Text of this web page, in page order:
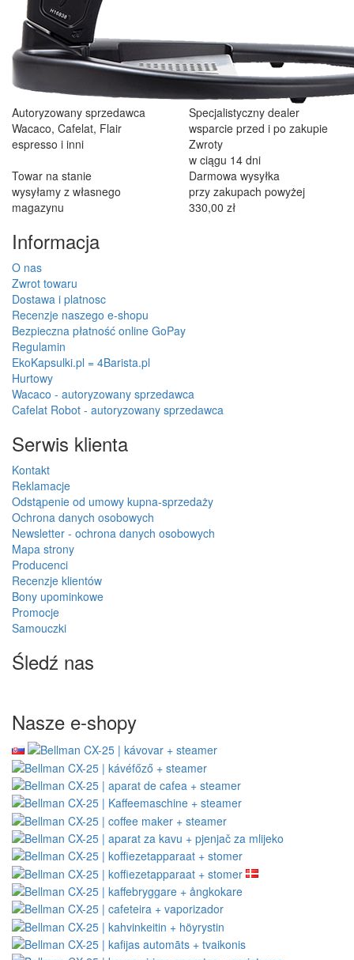
Autoryzowany sprzedawca
Wacaco, Cafelat, Flair
espresso i inni
Specjalistyczny dealer
wsparcie przed i po zakupie
Zwroty
w ciągu 14 dni
Towar na stanie
wysyłamy z własnego
magazynu
Darmowa wysyłka
przy zakupach powyżej
330,00 zł
Informacja
O nas
Zwrot towaru
Dostawa i platnosc
Recenzje naszego e-shopu
Bezpieczna płatność online GoPay
Regulamin
EkoKapsulki.pl = 4Barista.pl
Hurtowy
Wacaco - autoryzowany sprzedawca
Cafelat Robot - autoryzowany sprzedawca
Serwis klienta
Kontakt
Reklamacje
Odstąpenie od umowy kupna-sprzedaży
Ochrona danych osobowych
Newsletter - ochrona danych osobowych
Mapa strony
Producenci
Recenzje klientów
Bony upominkowe
Promocje
Samouczki
Śledź nas
Nasze e-shopy